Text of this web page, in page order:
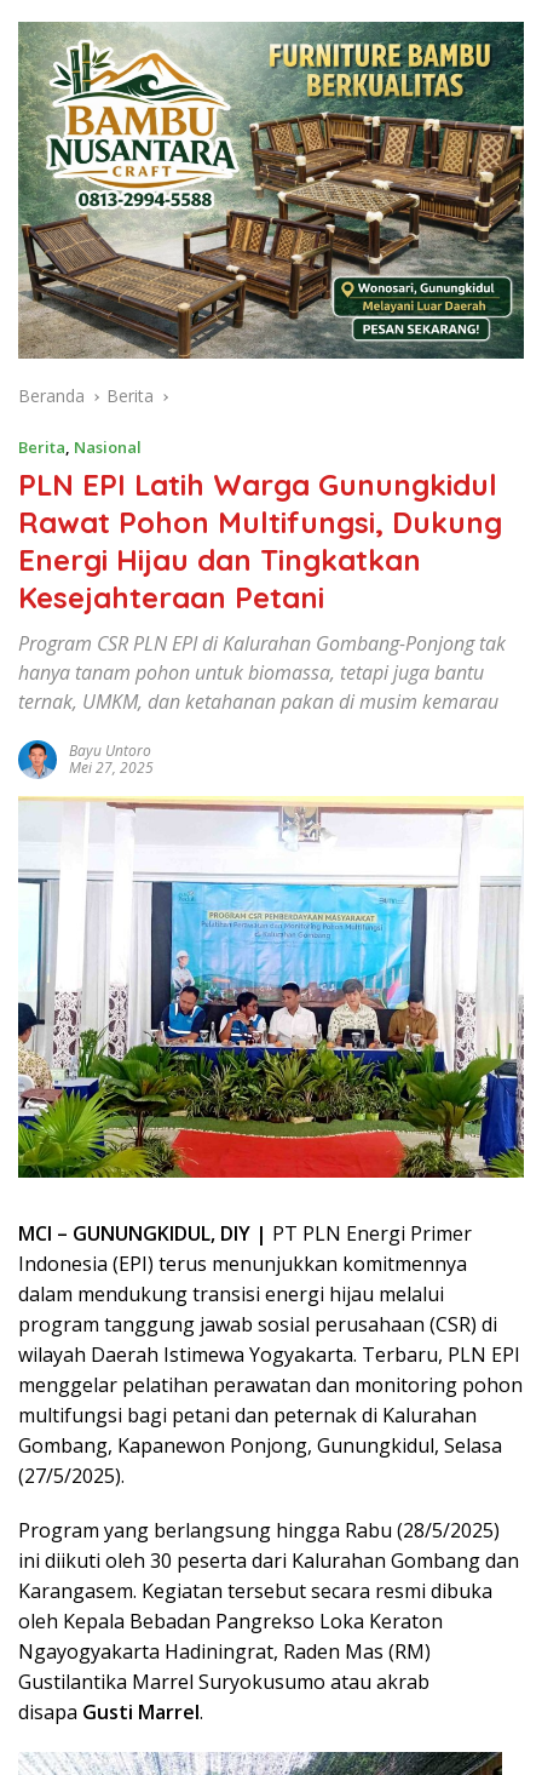
Beranda Berita
Berita, Nasional
PLN EPI Latih Warga Gunungkidul
Rawat Pohon Multifungsi, Dukung
Energi Hijau dan Tingkatkan
Kesejahteraan Petani
Program CSR PLN EPI di Kalurahan Gombang-Ponjong tak
hanya tanam pohon untuk biomassa, tetapi juga bantu
ternak, UMKM, dan ketahanan pakan di musim kemarau
Bayu Untoro
Mei 27, 2025
MCI – GUNUNGKIDUL, DIY | PT PLN Energi Primer
Indonesia (EPI) terus menunjukkan komitmennya
dalam mendukung transisi energi hijau melalui
program tanggung jawab sosial perusahaan (CSR) di
wilayah Daerah Istimewa Yogyakarta. Terbaru, PLN EPI
menggelar pelatihan perawatan dan monitoring pohon
multifungsi bagi petani dan peternak di Kalurahan
Gombang, Kapanewon Ponjong, Gunungkidul, Selasa
(27/5/2025).
Program yang berlangsung hingga Rabu (28/5/2025)
ini diikuti oleh 30 peserta dari Kalurahan Gombang dan
Karangasem. Kegiatan tersebut secara resmi dibuka
oleh Kepala Bebadan Pangrekso Loka Keraton
Ngayogyakarta Hadiningrat, Raden Mas (RM)
Gustilantika Marrel Suryokusumo atau akrab
disapa Gusti Marrel.